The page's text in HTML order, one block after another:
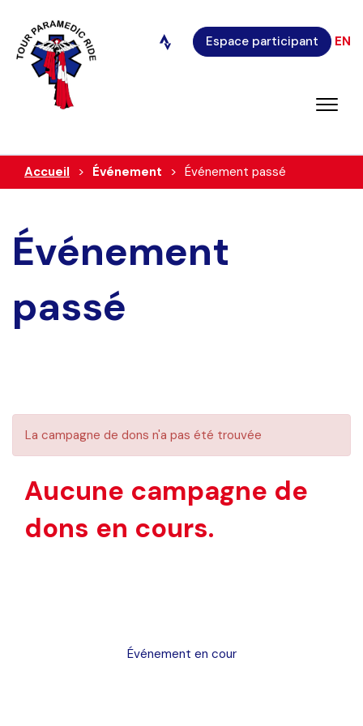
Espace participant EN
Accueil Événement Événement passé
Événement
passé
La campagne de dons n'a pas été trouvée
Aucune campagne de
dons en cours.
Événement en cour